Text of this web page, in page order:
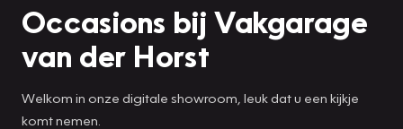
Occasions bij Vakgarage
van der Horst
Welkom in onze digitale showroom, leuk dat u een kijkje
komt nemen.